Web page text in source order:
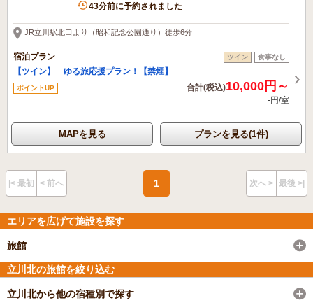
43分前に予約されました
JR立川駅北口より（昭和記念公園通り）徒歩6分
宿泊プラン ツイン 食事なし
【ツイン】 ゆる旅応援プラン！【禁煙】
ポイントUP 合計(税込)10,000円～
-円/室
MAPを見る プランを見る(1件)
|< 最初 < 前へ 1 次へ > 最後 >|
エリアを広げて施設を探す
旅館
立川北の旅館を絞り込む
立川北から他の宿種別で探す